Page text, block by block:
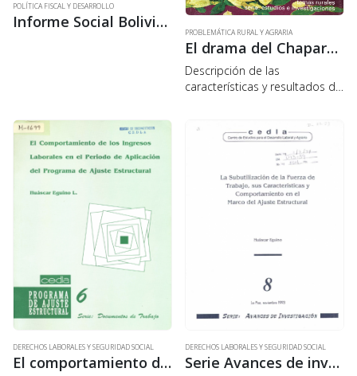
POLÍTICA FISCAL Y DESARROLLO
Informe Social Bolivia 1. Balance de indicadores sociales
PROBLEMÁTICA RURAL Y AGRARIA
El drama del Chapare. La frustración del desarrollo alternativo
Descripción de las
características y resultados de
desarrollo alternativo, con
planteamientos destinados a
reconceptualizar ese tipo de
erradicación voluntaria y de
desarrollo….
DERECHOS LABORALES Y SEGURIDAD SOCIAL
El comportamiento de los ingresos laborales en el periodo de aplicación de programa de ajuste estructural
DERECHOS LABORALES Y SEGURIDAD SOCIAL
Serie Avances de investigación 8: La subutilización de la fuerza de trabajo, sus características y comportamiento en el marco del ajuste estructural